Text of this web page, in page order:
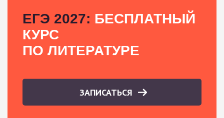
ЕГЭ 2027: БЕСПЛАТНЫЙ
КУРС
ПО ЛИТЕРАТУРЕ
ЗАПИСАТЬСЯ